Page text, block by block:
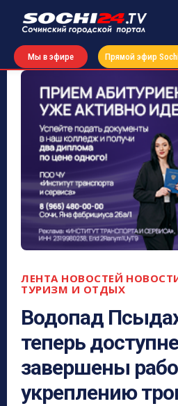
Мы в эфире Прямой эфир
ЛЕНТА НОВОСТЕЙ
ТУРИЗМ И ОТДЫХ
Водопад
теперь
завершены
укреплению